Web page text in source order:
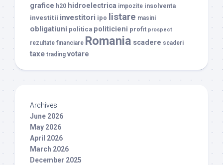
grafice h20 hidroelectrica impozite insolventa
investitii investitori ipo listare masini
obligatiuni politica politicieni profit prospect
rezultate financiare Romania scadere scaderi
taxe trading votare
Archives
June 2026
May 2026
April 2026
March 2026
December 2025